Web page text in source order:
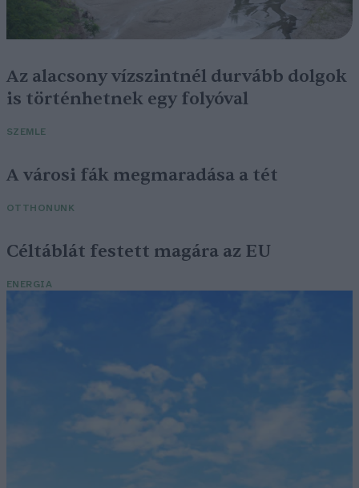
Az alacsony vízszintnél durvább dolgok
is történhetnek egy folyóval
SZEMLE
A városi fák megmaradása a tét
OTTHONUNK
Céltáblát festett magára az EU
ENERGIA